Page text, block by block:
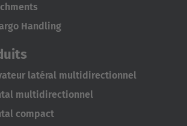
Handling
latéral multidirectionnel
multidirectionnel
compact